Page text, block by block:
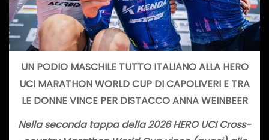
UN PODIO MASCHILE TUTTO ITALIANO ALLA HERO
UCI MARATHON WORLD CUP DI CAPOLIVERI E TRA
LE DONNE VINCE PER DISTACCO ANNA WEINBEER
Nella seconda tappa della 2026 HERO UCI Cross-